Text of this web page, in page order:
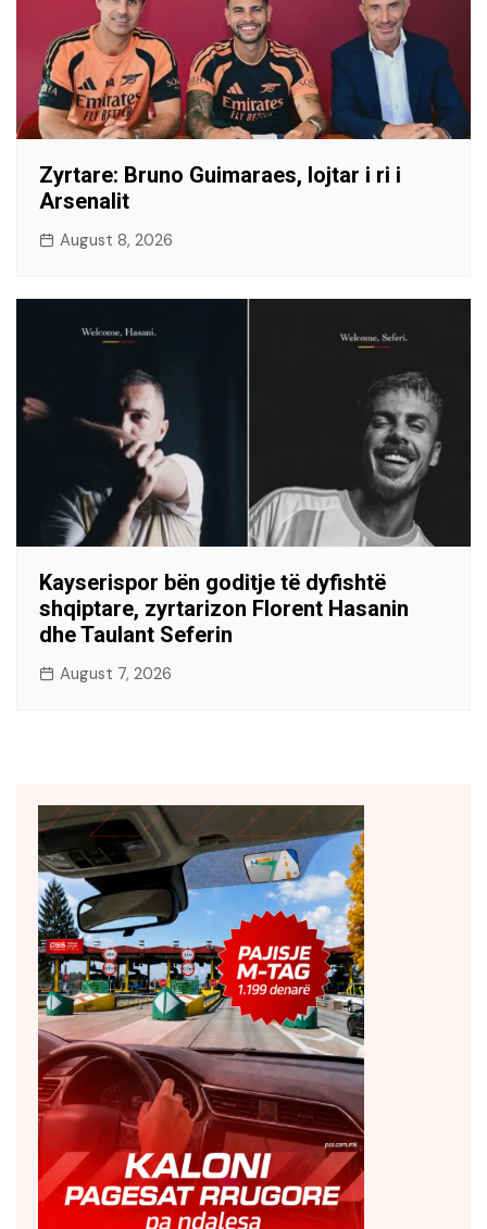
​Zyrtare: Bruno Guimaraes, lojtar i ri i
Arsenalit
August 8, 2026
Kayserispor bën goditje të dyfishtë
shqiptare, zyrtarizon Florent Hasanin
dhe Taulant Seferin
August 7, 2026